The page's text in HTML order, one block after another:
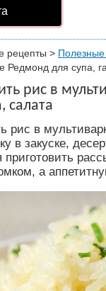
рецепты >
Редмонд для супа,
рис в
салата
рис в
в закуске,
приготовить
а